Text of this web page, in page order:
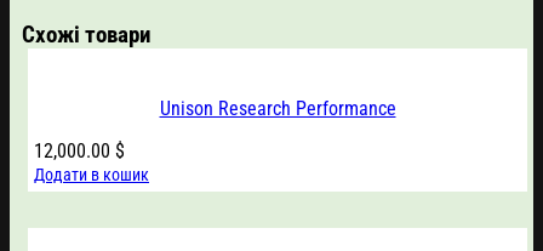
Схожі товари
Unison Research Performance
12,000.00 $
Додати в кошик